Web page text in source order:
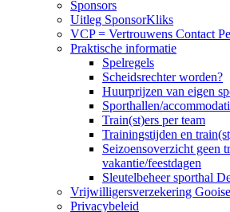
Sponsors
Uitleg SponsorKliks
VCP = Vertrouwens Contact
Praktische informatie
Spelregels
Scheidsrechter worden?
Huurprijzen van eigen
Sporthallen/
Train(st)ers per team
Trainingstijden en
Seizoensoverzicht geen
vakantie/feestdagen
Sleutelbeheer sporthal
Vrijwilligersverzekering
Privacybeleid